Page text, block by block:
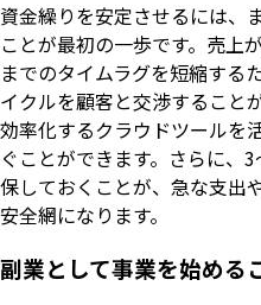
資金繰りを安定させるには、
ことが最初の一歩です。売上
までのタイムラグを短縮する
イクルを顧客と交渉すること
効率化するクラウドツールを
ぐことができます。さらに、
保しておくことが、急な支出
安全網になります。
副業として事業を始める